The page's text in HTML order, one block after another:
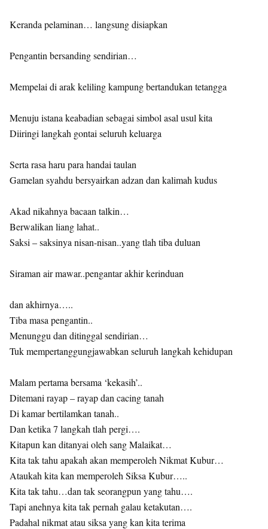
Keranda pelaminan… langsung disiapkan
Pengantin bersanding sendirian…
Mempelai di arak keliling kampung bertandukan tetangga
Menuju istana keabadian sebagai simbol asal usul kita
Diiringi langkah gontai seluruh keluarga
Serta rasa haru para handai taulan
Gamelan syahdu bersyairkan adzan dan kalimah kudus
Akad nikahnya bacaan talkin…
Berwalikan liang lahat..
Saksi – saksinya nisan-nisan..yang tlah tiba duluan
Siraman air mawar..pengantar akhir kerinduan
dan akhirnya…..
Tiba masa pengantin..
Menunggu dan ditinggal sendirian…
Tuk mempertanggungjawabkan seluruh langkah kehidupan
Malam pertama bersama ‘kekasih’..
Ditemani rayap – rayap dan cacing tanah
Di kamar bertilamkan tanah..
Dan ketika 7 langkah tlah pergi….
Kitapun kan ditanyai oleh sang Malaikat…
Kita tak tahu apakah akan memperoleh Nikmat Kubur…
Ataukah kita kan memperoleh Siksa Kubur…..
Kita tak tahu…dan tak seorangpun yang tahu….
Tapi anehnya kita tak pernah galau ketakutan….
Padahal nikmat atau siksa yang kan kita terima